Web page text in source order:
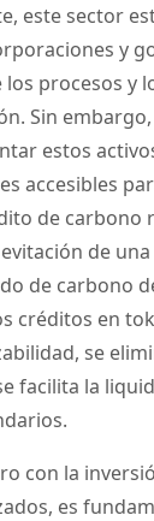
este sector
y
los procesos y
Sin
estos
accesibles
de carbono
de
de carbono
créditos en
se
facilita la
con la
es